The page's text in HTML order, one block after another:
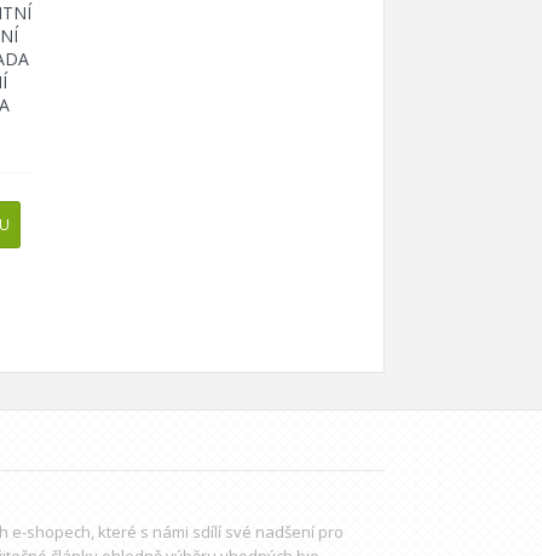
e-shopech, které s námi sdílí své nadšení pro